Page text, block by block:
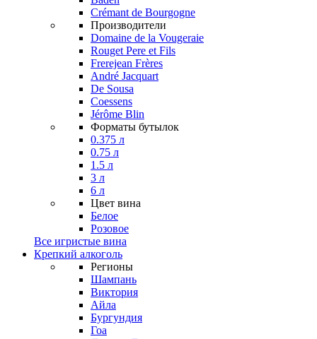
Crémant de Bourgogne
Производители
Domaine de la Vougeraie
Rouget Pere et Fils
Frerejean Frères
André Jacquart
De Sousa
Coessens
Jérôme Blin
Форматы бутылок
0.375 л
0.75 л
1.5 л
3 л
6 л
Цвет вина
Белое
Розовое
Все игристые вина
Крепкий алкоголь
Регионы
Шампань
Виктория
Айла
Бургундия
Гоа